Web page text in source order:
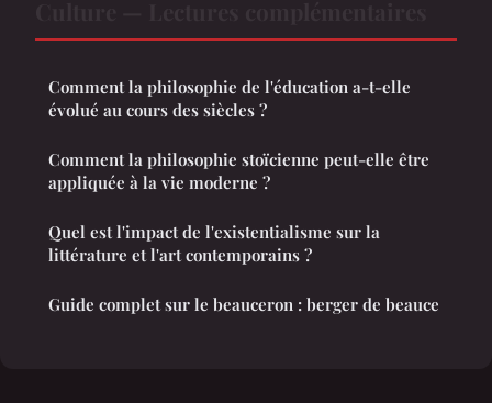
Comment la philosophie de l'éducation a-t-elle
évolué au cours des siècles ?
Comment la philosophie stoïcienne peut-elle être
appliquée à la vie moderne ?
Quel est l'impact de l'existentialisme sur la
littérature et l'art contemporains ?
Guide complet sur le beauceron : berger de beauce